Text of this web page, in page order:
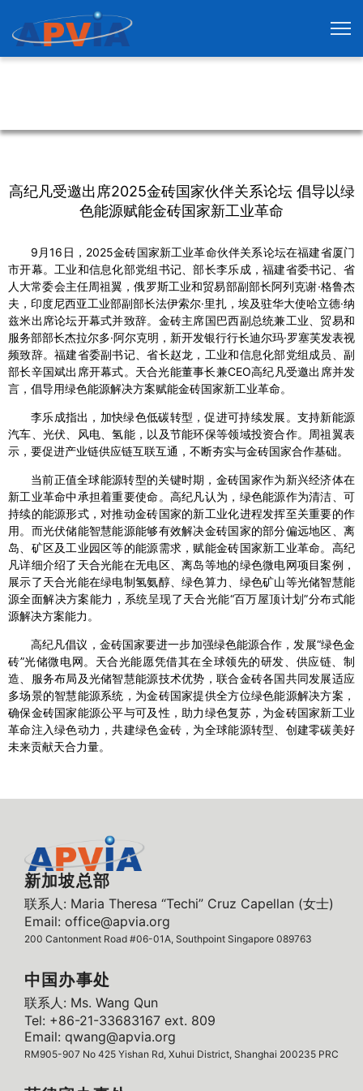
高纪凡受邀出席2025金砖国家伙伴关系论坛 倡导以绿
色能源赋能金砖国家新工业革命
9月16日，2025金砖国家新工业革命伙伴关系论坛在福建省厦门
市开幕。工业和信息化部党组书记、部长李乐成，福建省委书记、省
人大常委会主任周祖翼，俄罗斯工业和贸易部副部长阿列克谢·格鲁杰
夫，印度尼西亚工业部副部长法伊索尔·里扎，埃及驻华大使哈立德·纳
兹米出席论坛开幕式并致辞。金砖主席国巴西副总统兼工业、贸易和
服务部部长杰拉尔多·阿尔克明，新开发银行行长迪尔玛·罗塞芙发表视
频致辞。福建省委副书记、省长赵龙，工业和信息化部党组成员、副
部长辛国斌出席开幕式。天合光能董事长兼CEO高纪凡受邀出席并发
言，倡导用绿色能源解决方案赋能金砖国家新工业革命。
李乐成指出，加快绿色低碳转型，促进可持续发展。支持新能源
汽车、光伏、风电、氢能，以及节能环保等领域投资合作。周祖翼表
示，要促进产业链供应链互联互通，不断夯实与金砖国家合作基础。
当前正值全球能源转型的关键时期，金砖国家作为新兴经济体在
新工业革命中承担着重要使命。高纪凡认为，绿色能源作为清洁、可
持续的能源形式，对推动金砖国家的新工业化进程发挥至关重要的作
用。而光伏储能智慧能源能够有效解决金砖国家的部分偏远地区、离
岛、矿区及工业园区等的能源需求，赋能金砖国家新工业革命。高纪
凡详细介绍了天合光能在无电区、离岛等地的绿色微电网项目案例，
展示了天合光能在绿电制氢氨醇、绿色算力、绿色矿山等光储智慧能
源全面解决方案能力，系统呈现了天合光能“百万屋顶计划”分布式能
源解决方案能力。
高纪凡倡议，金砖国家要进一步加强绿色能源合作，发展“绿色金
砖”光储微电网。天合光能愿凭借其在全球领先的研发、供应链、制
造、服务布局及光储智慧能源技术优势，联合金砖各国共同发展适应
多场景的智慧能源系统，为金砖国家提供全方位绿色能源解决方案，
确保金砖国家能源公平与可及性，助力绿色复苏，为金砖国家新工业
革命注入绿色动力，共建绿色金砖，为全球能源转型、创建零碳美好
未来贡献天合力量。
新加坡总部
联系人: Maria Theresa “Techi” Cruz Capellan (女士)
Email: office@apvia.org
200 Cantonment Road #06-01A, Southpoint Singapore 089763
中国办事处
联系人: Ms. Wang Qun
Tel: +86-21-33683167 ext. 809
Email: qwang@apvia.org
RM905-907 No 425 Yishan Rd, Xuhui District, Shanghai 200235 PRC